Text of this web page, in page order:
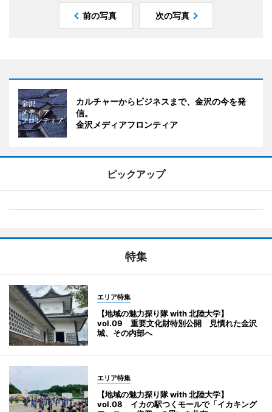
前の写真 次の写真
カルチャーからビジネスまで、金沢の今を発
信。
金沢メディアフロンティア
ピックアップ
特集
エリア特集
【地域の魅力探り隊 with 北陸大学】
vol.09 重要文化財特別公開 見慣れた金沢
城、その内部へ
エリア特集
【地域の魅力探り隊 with 北陸大学】
vol.08 イカの駅つくモールで「イカキング